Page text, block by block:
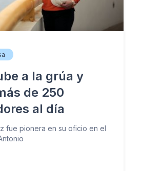
a la grúa y
de 250
al día
fue pionera en su oficio en el